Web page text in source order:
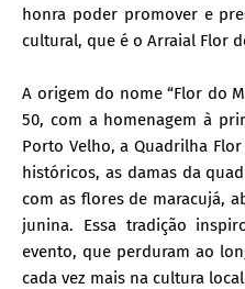
honra poder promover e
cultural, que é o Arraial Flor
A origem do nome “Flor do
50, com a homenagem à
Porto Velho, a Quadrilha
históricos, as damas da
com as flores de maracujá,
junina. Essa tradição
evento, que perduram ao
cada vez mais na cultura